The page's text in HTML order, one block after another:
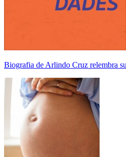
Biografia de Arlindo Cruz relembra